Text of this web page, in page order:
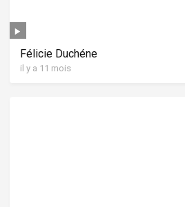
Félicie Duchéne
il y a 11 mois